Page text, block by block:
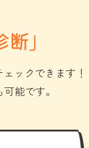
」
ックできます！
能です。